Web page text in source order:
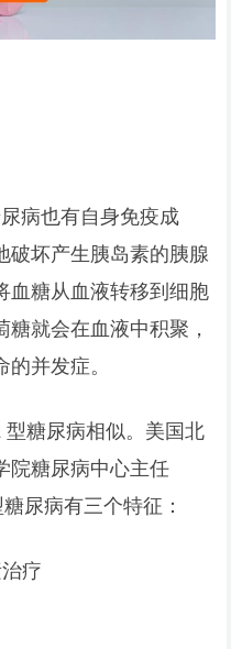
病也有自身免疫成
破坏产生胰岛素的胰腺
血糖从血液转移到细胞
就会在血液中积聚，
并发症。
糖尿病相似。美国北
院糖尿病中心主任
尿病有三个特征：
疗